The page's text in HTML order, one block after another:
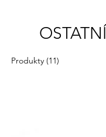
OSTATNÍ
Produkty (11)